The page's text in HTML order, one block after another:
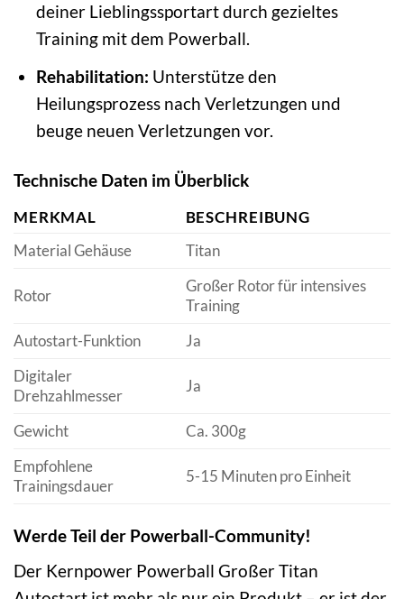
deiner Lieblingssportart durch gezieltes
Training mit dem Powerball.
Rehabilitation: Unterstütze den
Heilungsprozess nach Verletzungen und
beuge neuen Verletzungen vor.
Technische Daten im Überblick
MERKMAL
BESCHREIBUNG
Material Gehäuse
Titan
Rotor
Großer Rotor für intensives
Training
Autostart-Funktion
Ja
Digitaler
Drehzahlmesser
Ja
Gewicht
Ca. 300g
Empfohlene
Trainingsdauer
5-15 Minuten pro Einheit
Werde Teil der Powerball-Community!
Der Kernpower Powerball Großer Titan